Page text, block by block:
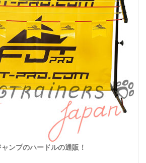
ンプのハードルの通販！